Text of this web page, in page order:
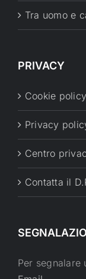
Tra uomo e
PRIVACY
Cookie policy
Privacy
Centro
Contatta il
Per segnalare